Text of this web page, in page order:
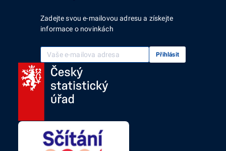
Zadejte svou e-mailovou adresu a získejte
informace o novinkách
Vaše e-mailová adresa Přihlásit